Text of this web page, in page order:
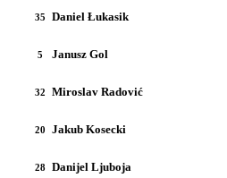
35 Daniel Łukasik
5 Janusz Gol
32 Miroslav Radović
20 Jakub Kosecki
28 Danijel Ljuboja